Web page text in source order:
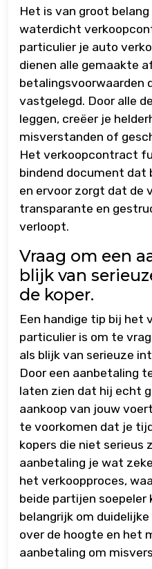
Het is van groot
waterdicht
particulier je auto
dienen alle gemaakte
betalingsvoorwaarden
vastgelegd. Door alle
leggen, creëer je
misverstanden of
Het verkoopcontract
bindend document dat
en ervoor zorgt dat de
transparante en
verloopt.
Vraag om een
blijk van
de koper.
Een handige tip bij het
particulier is om te
als blijk van serieuze
Door een aanbetaling
laten zien dat hij echt
aankoop van jouw
te voorkomen dat je
kopers die niet serieus
aanbetaling je wat
het verkoopproces,
beide partijen soepeler
belangrijk om
over de hoogte en het
aanbetaling om